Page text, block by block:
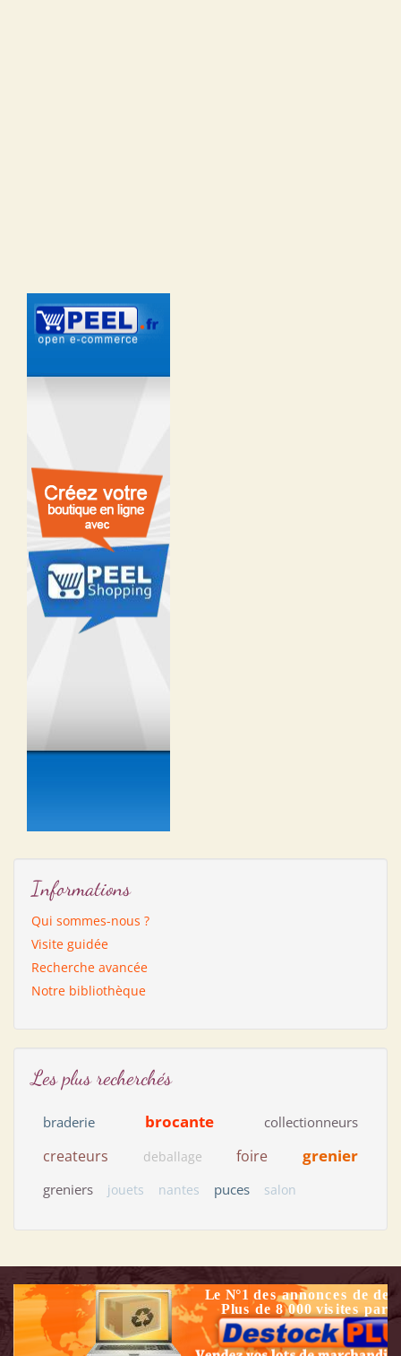
Informations
Qui sommes-nous ?
Visite guidée
Recherche avancée
Notre bibliothèque
Les plus recherchés
braderie brocante collectionneurs
createurs deballage foire grenier
greniers jouets nantes puces salon